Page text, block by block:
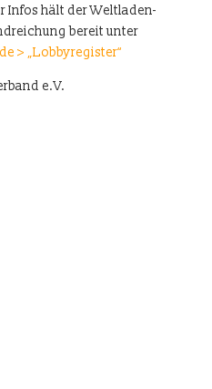
hält der Weltladen-
bereit unter
> „Lobbyregister“
e.V.